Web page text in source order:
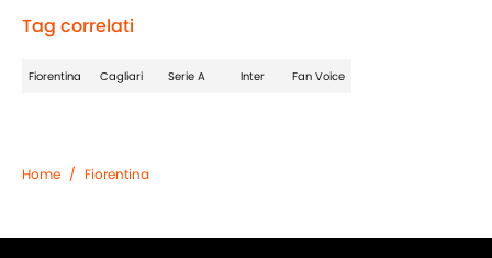
Tag correlati
Fiorentina Cagliari Serie A Inter Fan Voice
Home / Fiorentina